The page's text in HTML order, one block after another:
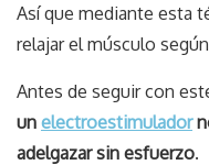
Así que mediante esta
relajar el músculo
Antes de seguir con
un electroestimulador
adelgazar sin esfuerzo.